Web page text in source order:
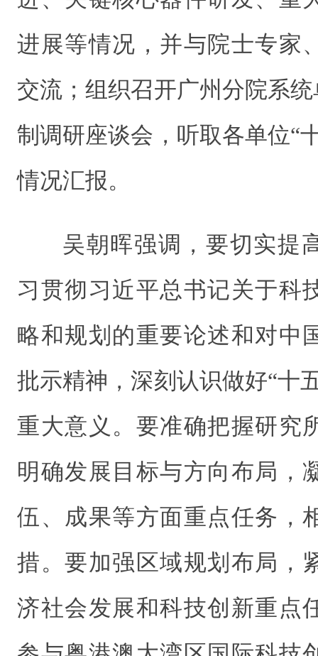
进展等情况，并与院士专家
交流；组织召开广州分院系
制调研座谈会，听取各单位“
情况汇报。
吴朝晖强调，要切实提
习贯彻习近平总书记关于科
略和规划的重要论述和对中
批示精神，深刻认识做好“十
重大意义。要准确把握研究
明确发展目标与方向布局，
伍、成果等方面重点任务，
措。要加强区域规划布局，
济社会发展和科技创新重点